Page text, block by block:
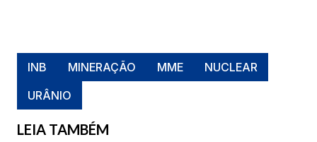
INB MINERAÇÃO MME
NUCLEAR
URÂNIO
LEIA TAMBÉM